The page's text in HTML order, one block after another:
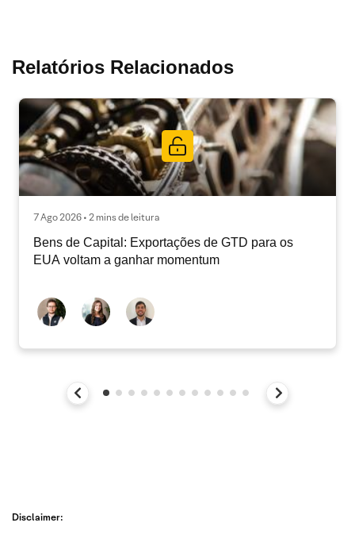
Relatórios Relacionados
7 Ago 2026 • 2 mins de leitura
Bens de Capital: Exportações de GTD para os
EUA voltam a ganhar momentum
Disclaimer: